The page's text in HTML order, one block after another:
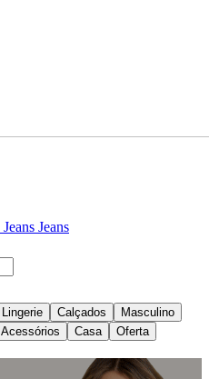
Jeans Jeans
Lingerie Calçados
Masculino
Acessórios Casa Oferta